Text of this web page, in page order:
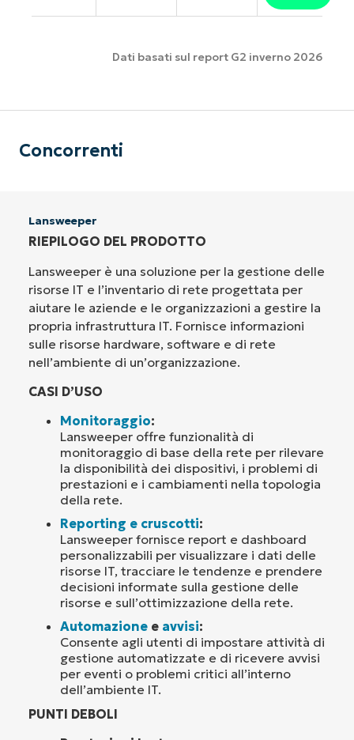
Dati basati sul report G2 inverno 2026
Concorrenti
Lansweeper
RIEPILOGO DEL PRODOTTO
Lansweeper è una soluzione per la gestione delle
risorse IT e l’inventario di rete progettata per
aiutare le aziende e le organizzazioni a gestire la
propria infrastruttura IT. Fornisce informazioni
sulle risorse hardware, software e di rete
nell’ambiente di un’organizzazione.
CASI D’USO
Monitoraggio:
Lansweeper offre funzionalità di
monitoraggio di base della rete per rilevare
la disponibilità dei dispositivi, i problemi di
prestazioni e i cambiamenti nella topologia
della rete.
Reporting e cruscotti:
Lansweeper fornisce report e dashboard
personalizzabili per visualizzare i dati delle
risorse IT, tracciare le tendenze e prendere
decisioni informate sulla gestione delle
risorse e sull’ottimizzazione della rete.
Automazione e avvisi:
Consente agli utenti di impostare attività di
gestione automatizzate e di ricevere avvisi
per eventi o problemi critici all’interno
dell’ambiente IT.
PUNTI DEBOLI